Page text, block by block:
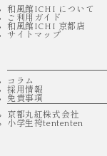
和風館ICHI について
ご利用ガイド
和風館ICHI 京都店
サイトマップ
コラム
採用情報
免責事項
京都丸紅株式会社
小学生袴tententen